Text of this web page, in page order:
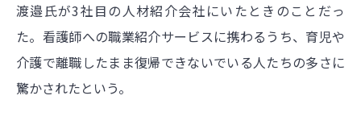
渡邉氏が3社目の人材紹介会社にいたときのことだっ
た。看護師への職業紹介サービスに携わるうち、育児や
介護で離職したまま復帰できないでいる人たちの多さに
驚かされたという。